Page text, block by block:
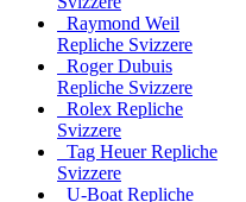
Raymond Weil
Repliche Svizzere
Roger Dubuis
Repliche Svizzere
Rolex Repliche
Svizzere
Tag Heuer Repliche
Svizzere
U-Boat Repliche